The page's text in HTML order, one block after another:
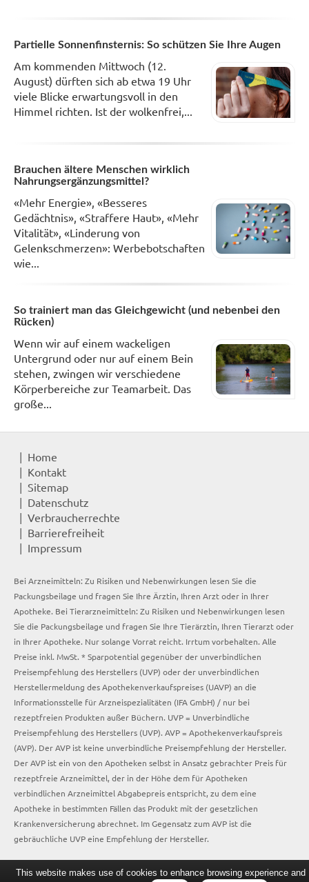
Partielle Sonnenfinsternis: So schützen Sie Ihre Augen
Am kommenden Mittwoch (12.
August) dürften sich ab etwa 19 Uhr
viele Blicke erwartungsvoll in den
Himmel richten. Ist der wolkenfrei,...
Brauchen ältere Menschen wirklich
Nahrungsergänzungsmittel?
«Mehr Energie», «Besseres
Gedächtnis», «Straffere Haut», «Mehr
Vitalität», «Linderung von
Gelenkschmerzen»: Werbebotschaften
wie...
So trainiert man das Gleichgewicht (und nebenbei den
Rücken)
Wenn wir auf einem wackeligen
Untergrund oder nur auf einem Bein
stehen, zwingen wir verschiedene
Körperbereiche zur Teamarbeit. Das
große...
Home
Kontakt
Sitemap
Datenschutz
Verbraucherrechte
Barrierefreiheit
Impressum
Bei Arzneimitteln: Zu Risiken und Nebenwirkungen lesen Sie die
Packungsbeilage und fragen Sie Ihre Ärztin, Ihren Arzt oder in Ihrer
Apotheke. Bei Tierarzneimitteln: Zu Risiken und Nebenwirkungen lesen
Sie die Packungsbeilage und fragen Sie Ihre Tierärztin, Ihren Tierarzt oder
in Ihrer Apotheke. Nur solange Vorrat reicht. Irrtum vorbehalten. Alle
Preise inkl. MwSt. * Sparpotential gegenüber der unverbindlichen
Preisempfehlung des Herstellers (UVP) oder der unverbindlichen
Herstellermeldung des Apothekenverkaufspreises (UAVP) an die
Informationsstelle für Arzneispezialitäten (IFA GmbH) / nur bei
rezeptfreien Produkten außer Büchern. UVP = Unverbindliche
Preisempfehlung des Herstellers (UVP). AVP = Apothekenverkaufspreis
(AVP). Der AVP ist keine unverbindliche Preisempfehlung der Hersteller.
Der AVP ist ein von den Apotheken selbst in Ansatz gebrachter Preis für
rezeptfreie Arzneimittel, der in der Höhe dem für Apotheken
verbindlichen Arzneimittel Abgabepreis entspricht, zu dem eine
Apotheke in bestimmten Fällen das Produkt mit der gesetzlichen
Krankenversicherung abrechnet. Im Gegensatz zum AVP ist die
gebräuchliche UVP eine Empfehlung der Hersteller.
This website makes use of cookies to enhance browsing experience and